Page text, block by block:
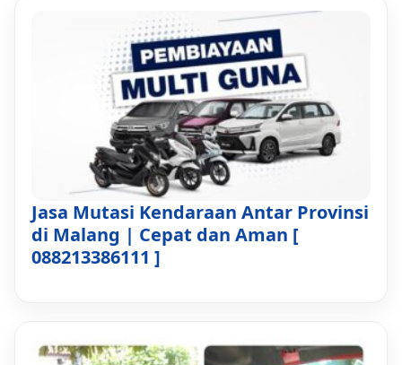
Jasa Mutasi Kendaraan Antar Provinsi
di Malang | Cepat dan Aman [
088213386111 ]